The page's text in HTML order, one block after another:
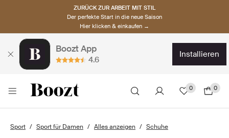
ZURÜCK ZUR ARBEIT MIT STIL
Der perfekte Start in die neue Saison
Hier klicken & einkaufen →
Boozt App
4.6
installieren
0 0
Sport Sport für Damen Alles anzeigen Schuhe